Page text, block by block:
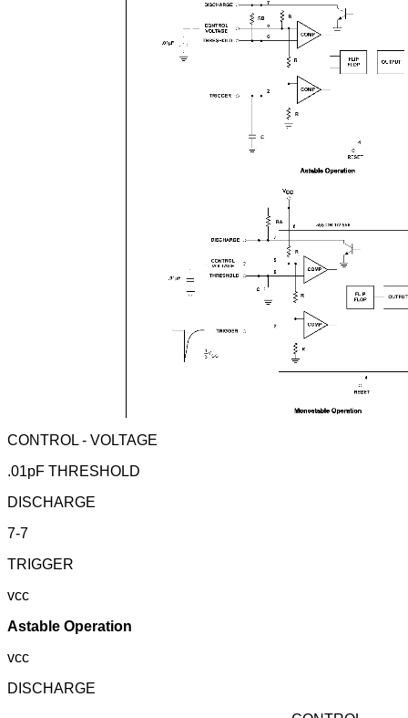
CONTROL - VOLTAGE
.01pF THRESHOLD
DISCHARGE
7-7
TRIGGER
vcc
Astable Operation
vcc
DISCHARGE